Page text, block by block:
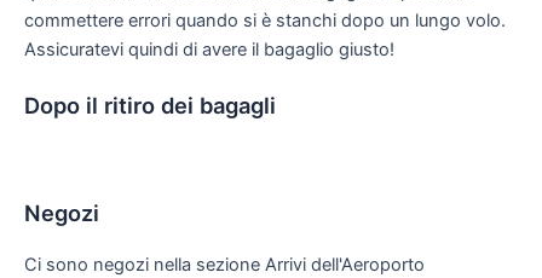
commettere errori quando si è stanchi dopo un lungo volo.
Assicuratevi quindi di avere il bagaglio giusto!
Dopo il ritiro dei bagagli
Negozi
Ci sono negozi nella sezione Arrivi dell'Aeroporto